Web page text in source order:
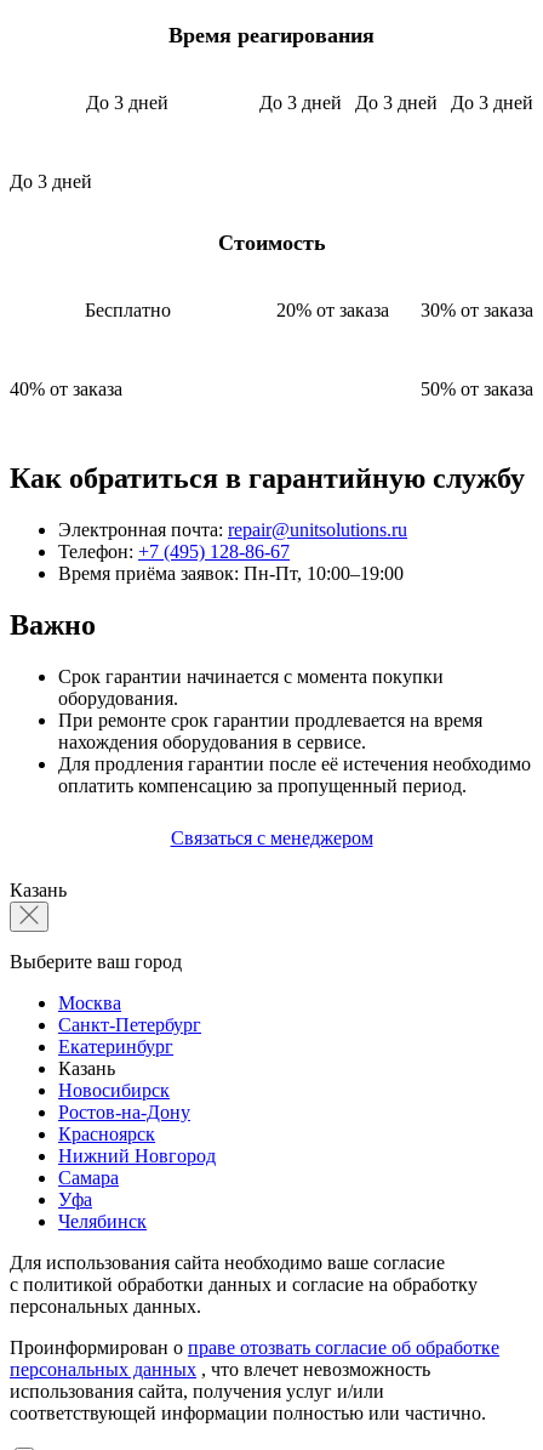
Время реагирования
До 3 дней До 3 дней До 3 дней До 3 дней
До 3 дней
Стоимость
Бесплатно 20% от заказа 30% от заказа
40% от заказа 50% от заказа
Как обратиться в гарантийную службу
Электронная почта: repair@unitsolutions.ru
Телефон: +7 (495) 128-86-67
Время приёма заявок: Пн-Пт, 10:00–19:00
Важно
Срок гарантии начинается с момента покупки
оборудования.
При ремонте срок гарантии продлевается на время
нахождения оборудования в сервисе.
Для продления гарантии после её истечения необходимо
оплатить компенсацию за пропущенный период.
Связаться с менеджером
Казань
Выберите ваш город
Москва
Санкт-Петербург
Екатеринбург
Казань
Новосибирск
Ростов-на-Дону
Красноярск
Нижний Новгород
Самара
Уфа
Челябинск
Для использования сайта необходимо ваше согласие
с политикой обработки данных и согласие на обработку
персональных данных.
Проинформирован о праве отозвать согласие об обработке
персональных данных , что влечет невозможность
использования сайта, получения услуг и/или
соответствующей информации полностью или частично.